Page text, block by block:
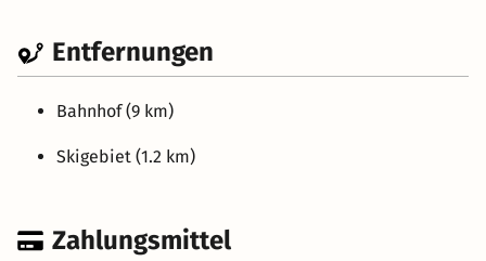
Entfernungen
Bahnhof (9 km)
Skigebiet (1.2 km)
Zahlungsmittel